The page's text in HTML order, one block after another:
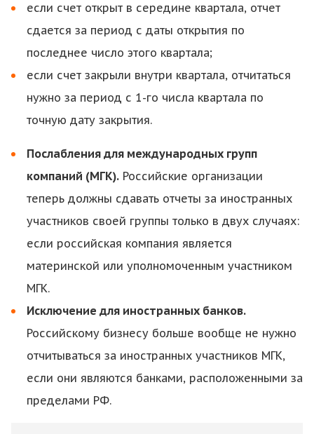
если счет открыт в середине квартала, отчет
сдается за период с даты открытия по
последнее число этого квартала;
если счет закрыли внутри квартала, отчитаться
нужно за период с 1-го числа квартала по
точную дату закрытия.
Послабления для международных групп
компаний (МГК). Российские организации
теперь должны сдавать отчеты за иностранных
участников своей группы только в двух случаях:
если российская компания является
материнской или уполномоченным участником
МГК.
Исключение для иностранных банков.
Российскому бизнесу больше вообще не нужно
отчитываться за иностранных участников МГК,
если они являются банками, расположенными за
пределами РФ.